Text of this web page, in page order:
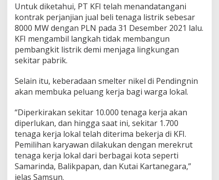
Untuk diketahui, PT KFI telah menandatangani
kontrak perjanjian jual beli tenaga listrik sebesar
8000 MW dengan PLN pada 31 Desember 2021 lalu.
KFI mengambil langkah tidak membangun
pembangkit listrik demi menjaga lingkungan
sekitar pabrik.
Selain itu, keberadaan smelter nikel di Pendingnin
akan membuka peluang kerja bagi warga lokal.
“Diperkirakan sekitar 10.000 tenaga kerja akan
diperlukan, dan hingga saat ini, sekitar 1.700
tenaga kerja lokal telah diterima bekerja di KFI.
Pemilihan karyawan dilakukan dengan merekrut
tenaga kerja lokal dari berbagai kota seperti
Samarinda, Balikpapan, dan Kutai Kartanegara,”
jelas Samsun.